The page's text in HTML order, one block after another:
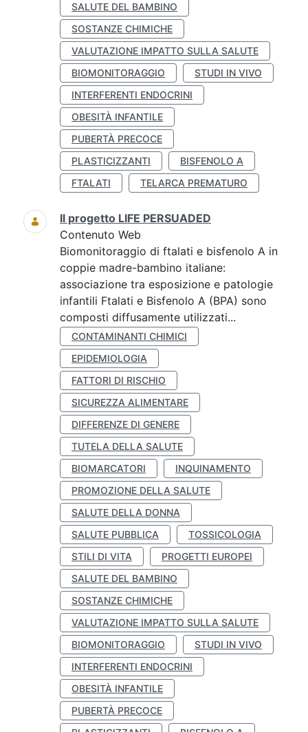
SALUTE DEL BAMBINO
SOSTANZE CHIMICHE
VALUTAZIONE IMPATTO SULLA SALUTE
BIOMONITORAGGIO
STUDI IN VIVO
INTERFERENTI ENDOCRINI
OBESITÀ INFANTILE
PUBERTÀ PRECOCE
PLASTICIZZANTI
BISFENOLO A
FTALATI
TELARCA PREMATURO
Il progetto LIFE PERSUADED
Contenuto Web
Biomonitoraggio di ftalati e bisfenolo A in
coppie madre-bambino italiane:
associazione tra esposizione e patologie
infantili Ftalati e Bisfenolo A (BPA) sono
composti diffusamente utilizzati...
CONTAMINANTI CHIMICI
EPIDEMIOLOGIA
FATTORI DI RISCHIO
SICUREZZA ALIMENTARE
DIFFERENZE DI GENERE
TUTELA DELLA SALUTE
BIOMARCATORI
INQUINAMENTO
PROMOZIONE DELLA SALUTE
SALUTE DELLA DONNA
SALUTE PUBBLICA
TOSSICOLOGIA
STILI DI VITA
PROGETTI EUROPEI
SALUTE DEL BAMBINO
SOSTANZE CHIMICHE
VALUTAZIONE IMPATTO SULLA SALUTE
BIOMONITORAGGIO
STUDI IN VIVO
INTERFERENTI ENDOCRINI
OBESITÀ INFANTILE
PUBERTÀ PRECOCE